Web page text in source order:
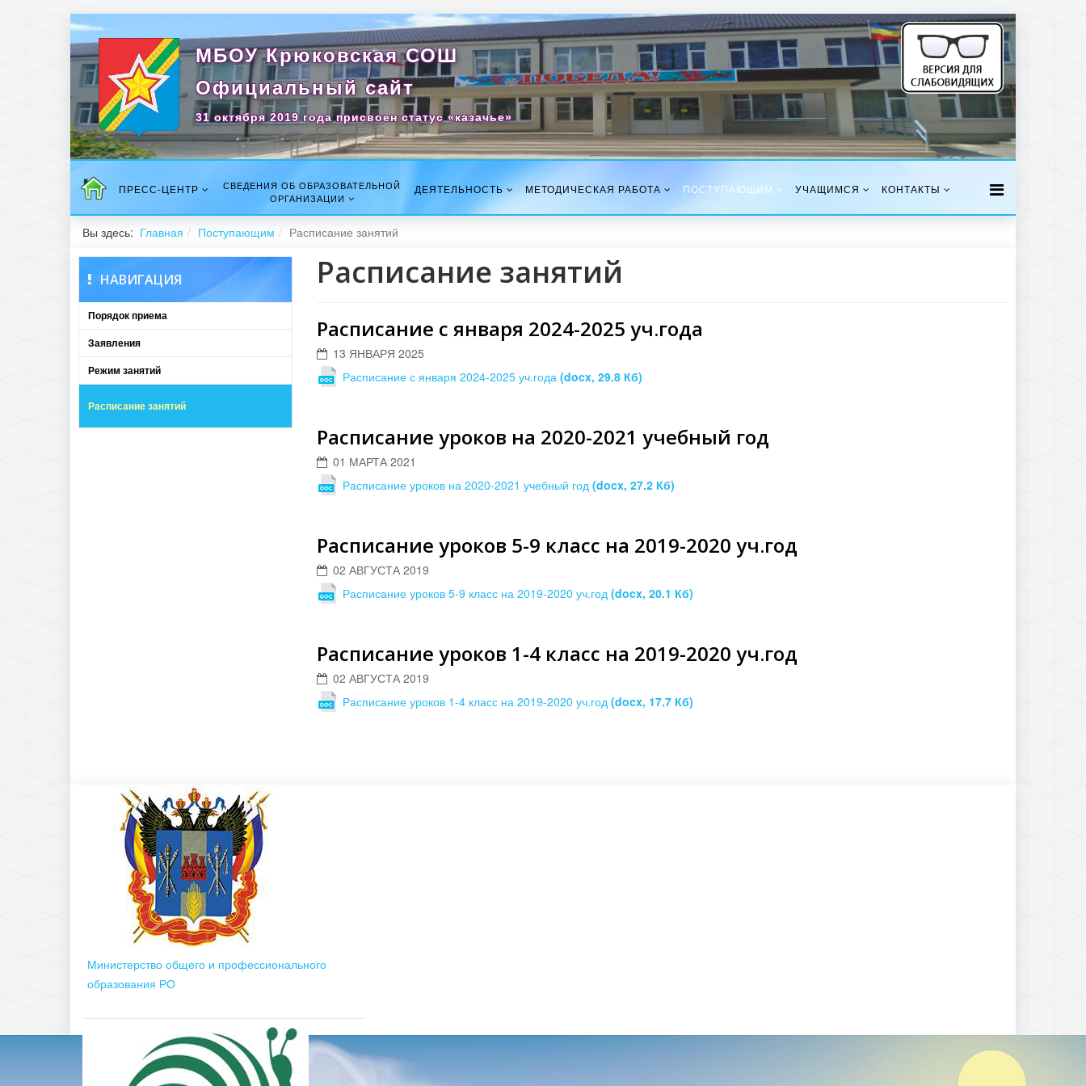
МБОУ Крюковская СОШ
Официальный сайт
31 октября 2019 года присвоен статус «казачье»
ПРЕСС-ЦЕНТР
СВЕДЕНИЯ ОБ ОБРАЗОВАТЕЛЬНОЙ
ОРГАНИЗАЦИИ
ДЕЯТЕЛЬНОСТЬ МЕТОДИЧЕСКАЯ РАБОТА ПОСТУПАЮЩИМ УЧАЩИМСЯ КОНТАКТЫ
Вы здесь: Главная Поступающим Расписание занятий
НАВИГАЦИЯ
Порядок приема
Заявления
Режим занятий
Расписание занятий
Расписание занятий
Расписание с января 2024-2025 уч.года
13 ЯНВАРЯ 2025
Расписание с января 2024-2025 уч.года (docx, 29.8 Кб)
Расписание уроков на 2020-2021 учебный год
01 МАРТА 2021
Расписание уроков на 2020-2021 учебный год (docx, 27.2 Кб)
Расписание уроков 5-9 класс на 2019-2020 уч.год
02 АВГУСТА 2019
Расписание уроков 5-9 класс на 2019-2020 уч.год (docx, 20.1 Кб)
Расписание уроков 1-4 класс на 2019-2020 уч.год
02 АВГУСТА 2019
Расписание уроков 1-4 класс на 2019-2020 уч.год (docx, 17.7 Кб)
Министерство общего и профессионального
образования РО